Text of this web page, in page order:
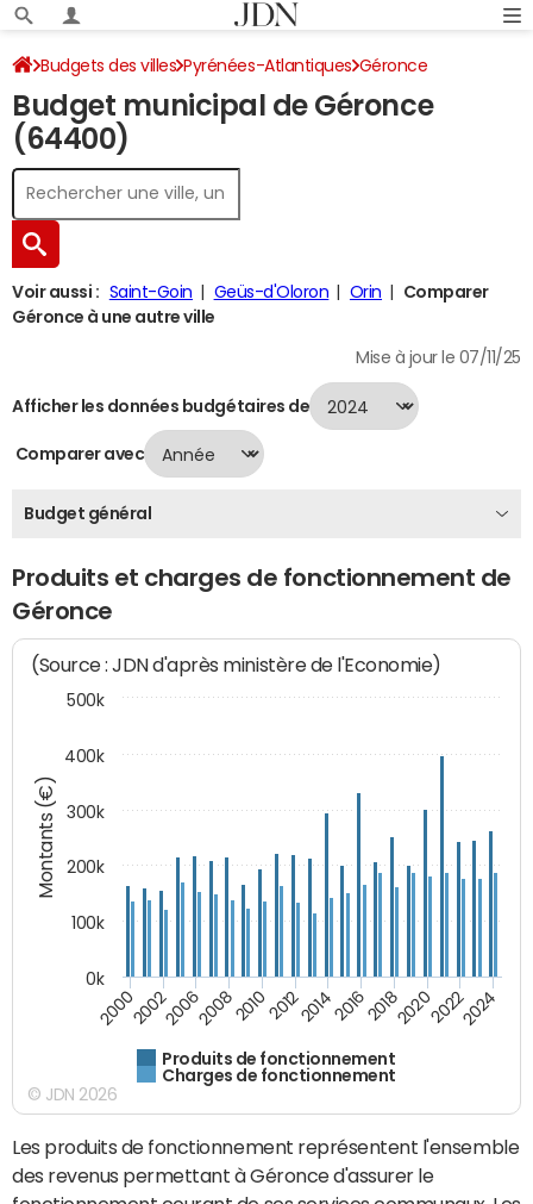
Budgets des villes Pyrénées-Atlantiques Géronce
Budget 2024
Budget municipal de Géronce
(64400)
Voir aussi : Saint-Goin Geüs-d'Oloron Orin
Comparer
Géronce à une autre ville
Mise à jour le 07/11/25
Afficher les données budgétaires de
Comparer avec
Budget général
Produits et charges de fonctionnement de
Géronce
Montants (€)
(Source : JDN d'après ministère de l'Economie)
Produits de fonctionnement
Charges de fonctionnement
200020022006200820102012201420162018202020222024
0k
100k
200k
300k
400k
500k
© JDN 2026
Les produits de fonctionnement représentent l'ensemble
des revenus permettant à Géronce d'assurer le